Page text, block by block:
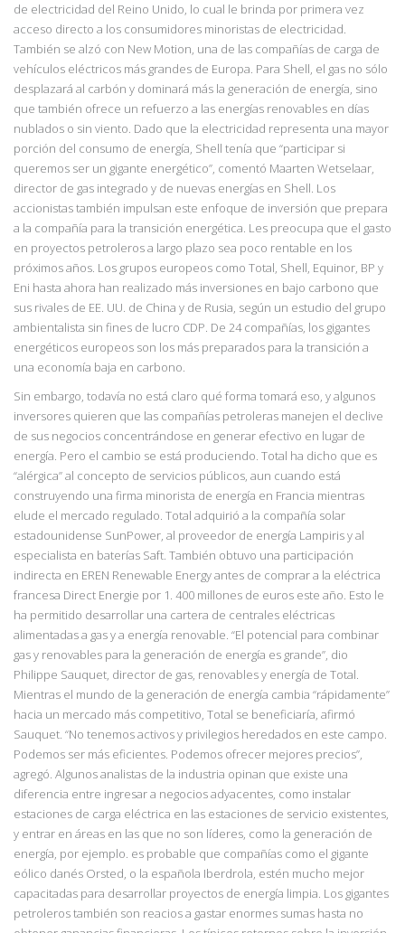
de electricidad del Reino Unido, lo cual le brinda por primera vez
acceso directo a los consumidores minoristas de electricidad.
También se alzó con New Motion, una de las compañías de carga de
vehículos eléctricos más grandes de Europa. Para Shell, el gas no sólo
desplazará al carbón y dominará más la generación de energía, sino
que también ofrece un refuerzo a las energías renovables en días
nublados o sin viento. Dado que la electricidad representa una mayor
porción del consumo de energía, Shell tenía que “participar si
queremos ser un gigante energético”, comentó Maarten Wetselaar,
director de gas integrado y de nuevas energías en Shell. Los
accionistas también impulsan este enfoque de inversión que prepara
a la compañía para la transición energética. Les preocupa que el gasto
en proyectos petroleros a largo plazo sea poco rentable en los
próximos años. Los grupos europeos como Total, Shell, Equinor, BP y
Eni hasta ahora han realizado más inversiones en bajo carbono que
sus rivales de EE. UU. de China y de Rusia, según un estudio del grupo
ambientalista sin fines de lucro CDP. De 24 compañías, los gigantes
energéticos europeos son los más preparados para la transición a
una economía baja en carbono.
Sin embargo, todavía no está claro qué forma tomará eso, y algunos
inversores quieren que las compañías petroleras manejen el declive
de sus negocios concentrándose en generar efectivo en lugar de
energía. Pero el cambio se está produciendo. Total ha dicho que es
“alérgica” al concepto de servicios públicos, aun cuando está
construyendo una firma minorista de energía en Francia mientras
elude el mercado regulado. Total adquirió a la compañía solar
estadounidense SunPower, al proveedor de energía Lampiris y al
especialista en baterías Saft. También obtuvo una participación
indirecta en EREN Renewable Energy antes de comprar a la eléctrica
francesa Direct Energie por 1. 400 millones de euros este año. Esto le
ha permitido desarrollar una cartera de centrales eléctricas
alimentadas a gas y a energía renovable. “El potencial para combinar
gas y renovables para la generación de energía es grande”, dio
Philippe Sauquet, director de gas, renovables y energía de Total.
Mientras el mundo de la generación de energía cambia “rápidamente”
hacia un mercado más competitivo, Total se beneficiaría, afirmó
Sauquet. “No tenemos activos y privilegios heredados en este campo.
Podemos ser más eficientes. Podemos ofrecer mejores precios”,
agregó. Algunos analistas de la industria opinan que existe una
diferencia entre ingresar a negocios adyacentes, como instalar
estaciones de carga eléctrica en las estaciones de servicio existentes,
y entrar en áreas en las que no son líderes, como la generación de
energía, por ejemplo. es probable que compañías como el gigante
eólico danés Orsted, o la española Iberdrola, estén mucho mejor
capacitadas para desarrollar proyectos de energía limpia. Los gigantes
petroleros también son reacios a gastar enormes sumas hasta no